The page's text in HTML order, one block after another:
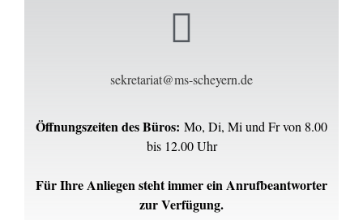
sekretariat@ms-scheyern.de
Öffnungszeiten des Büros: Mo, Di, Mi und Fr von 8.00
bis 12.00 Uhr
Für Ihre Anliegen steht immer ein Anrufbeantworter
zur Verfügung.